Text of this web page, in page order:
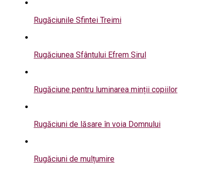
Rugăciunile Sfintei Treimi
Rugăciunea Sfântului Efrem Sirul
Rugăciune pentru luminarea minții copiilor
Rugăciuni de lăsare în voia Domnului
Rugăciuni de mulțumire